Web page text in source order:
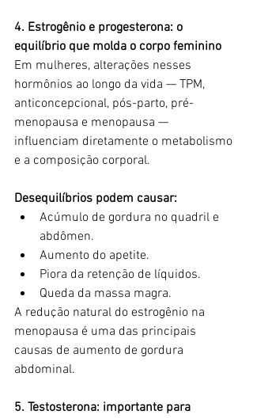
4. Estrogênio e progesterona: o
equilíbrio que molda o corpo feminino
Em mulheres, alterações nesses
hormônios ao longo da vida — TPM,
anticoncepcional, pós-parto, pré-
menopausa e menopausa —
influenciam diretamente o metabolismo
e a composição corporal.
Desequilíbrios podem causar:
Acúmulo de gordura no quadril e
abdômen.
Aumento do apetite.
Piora da retenção de líquidos.
Queda da massa magra.
A redução natural do estrogênio na
menopausa é uma das principais
causas de aumento de gordura
abdominal.
5. Testosterona: importante para